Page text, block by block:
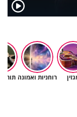
רוחניות ואמונה תורהפתח קטן - ומקבלים